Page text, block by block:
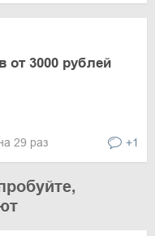
от 3000 рублей
29 раз +1